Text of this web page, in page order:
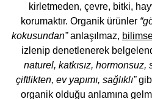
kirletmeden, çevre, bitki,
korumaktır. Organik ürünler
kokusundan”anlaşılmaz,
izlenip denetlenerek
naturel, katkısız, hormonsuz,
çiftlikten, ev yapımı, sağlıklı”
organik olduğu anlamına